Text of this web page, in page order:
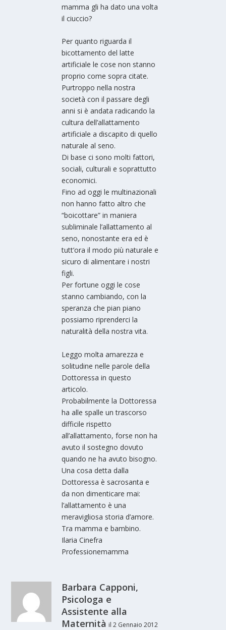
mamma gli ha dato una volta
il ciuccio?
Per quanto riguarda il
bicottamento del latte
artificiale le cose non stanno
proprio come sopra citate.
Purtroppo nella nostra
società con il passare degli
anni si è andata radicando la
cultura dell’allattamento
artificiale a discapito di quello
naturale al seno.
Di base ci sono molti fattori,
sociali, culturali e soprattutto
economici.
Fino ad oggi le multinazionali
non hanno fatto altro che
“boicottare” in maniera
subliminale l’allattamento al
seno, nonostante era ed è
tutt’ora il modo più naturale e
sicuro di alimentare i nostri
figli.
Per fortune oggi le cose
stanno cambiando, con la
speranza che pian piano
possiamo riprenderci la
naturalità della nostra vita.
Leggo molta amarezza e
solitudine nelle parole della
Dottoressa in questo
articolo.
Probabilmente la Dottoressa
ha alle spalle un trascorso
difficile rispetto
all’allattamento, forse non ha
avuto il sostegno dovuto
quando ne ha avuto bisogno.
Una cosa detta dalla
Dottoressa è sacrosanta e
da non dimenticare mai:
l’allattamento è una
meravigliosa storia d’amore.
Tra mamma e bambino.
Ilaria Cinefra
Professionemamma
Barbara Capponi,
Psicologa e
Assistente alla
Maternità il 2 Gennaio 2012